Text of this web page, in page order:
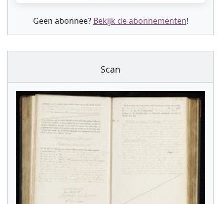
Geen abonnee? Bekijk de abonnementen!
Scan